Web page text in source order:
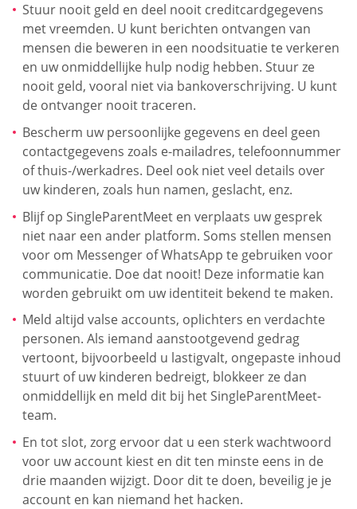
Stuur nooit geld en deel nooit creditcardgegevens
met vreemden. U kunt berichten ontvangen van
mensen die beweren in een noodsituatie te verkeren
en uw onmiddellijke hulp nodig hebben. Stuur ze
nooit geld, vooral niet via bankoverschrijving. U kunt
de ontvanger nooit traceren.
Bescherm uw persoonlijke gegevens en deel geen
contactgegevens zoals e-mailadres, telefoonnummer
of thuis-/werkadres. Deel ook niet veel details over
uw kinderen, zoals hun namen, geslacht, enz.
Blijf op SingleParentMeet en verplaats uw gesprek
niet naar een ander platform. Soms stellen mensen
voor om Messenger of WhatsApp te gebruiken voor
communicatie. Doe dat nooit! Deze informatie kan
worden gebruikt om uw identiteit bekend te maken.
Meld altijd valse accounts, oplichters en verdachte
personen. Als iemand aanstootgevend gedrag
vertoont, bijvoorbeeld u lastigvalt, ongepaste inhoud
stuurt of uw kinderen bedreigt, blokkeer ze dan
onmiddellijk en meld dit bij het SingleParentMeet-
team.
En tot slot, zorg ervoor dat u een sterk wachtwoord
voor uw account kiest en dit ten minste eens in de
drie maanden wijzigt. Door dit te doen, beveilig je je
account en kan niemand het hacken.